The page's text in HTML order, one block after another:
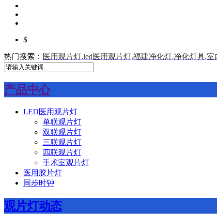
$
热门搜索： 医用观片灯,led医用观片灯,福建净化灯,净化灯具,室
产品中心
LED医用观片灯
单联观片灯
双联观片灯
三联观片灯
四联观片灯
手术室观片灯
医用胶片灯
同步时钟
观片灯动态